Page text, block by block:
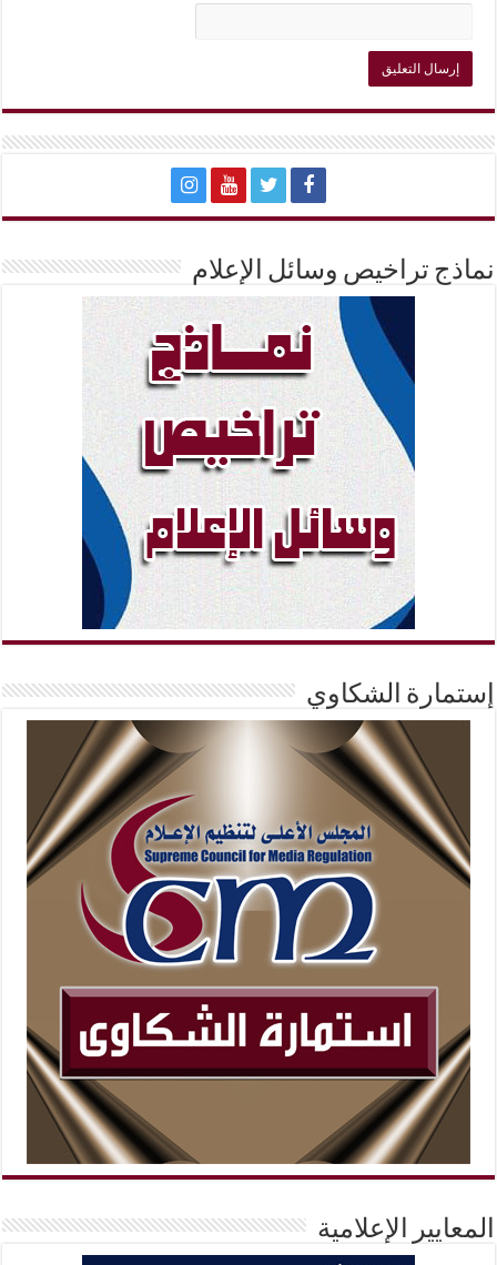
نماذج تراخيص وسائل الإعلام
إستمارة الشكاوي
المعايير الإعلامية